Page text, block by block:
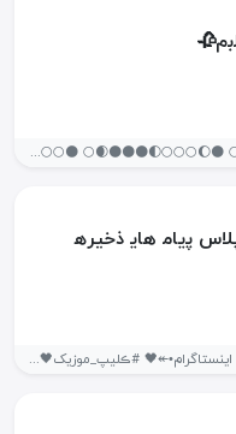
🌑🌑🌑🌑🌑🌓🌕🌕🌕🌕🌕 🌑🌒🌕🌕🌘🌓🌖🌑🌑🌔🌕 🌑🌔🌕🌕🌕🌓🌑🌑🌑🌒🌕 🌑🌕🌕🌕🌕🌗🌑🌑🌑🌑🌕 🌑🌔🌕🌕🌕🌗🌑🌑🌑🌒🌕 🌑🌒🌕🌕🌕🌗🌑🌑🌑🌔🌕 🌑🌑🌒🌕🌕🌗🌑🌑🌔🌕🌕 🌑🌑🌑🌒🌕🌗🌑🌔🌕🌕🌕 🌑🌑🌑🌑🌒🌗🌔🌕🌕🌕🌕 🌑🌑🌑🌑🌑🌓🌕🌕🌕🌕🌕
ﭘياﻣ هاﯾ ذخيرﮪ
« ﷽ » 🖤↠•جدید ترین ڪلیپ هاے اینستاگرام•↞🖤 #ڪلیپ_موزیک🖤🎧 ‌ #ڪلیپ_سیاه💃🎭 ‌‌...